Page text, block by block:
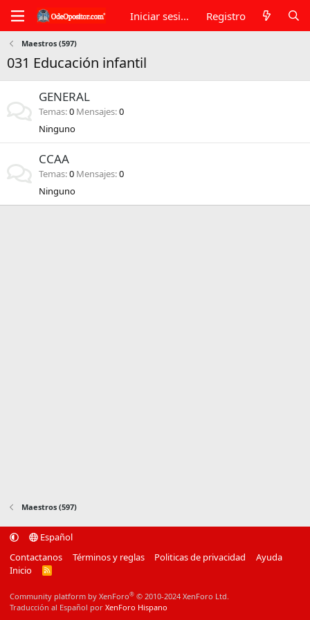
Iniciar sesión Registro
Maestros (597)
031 Educación infantil
GENERAL
Temas 0 Mensajes 0
Ninguno
CCAA
Temas 0 Mensajes 0
Ninguno
Maestros (597)
Español
Contactanos
Términos y reglas Politicas de privacidad
Ayuda
Inicio
R
Community platform by XenForo® © 2010-2024 XenForo Ltd.
Traducción al Español por XenForo Hispano